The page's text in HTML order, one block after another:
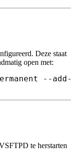
Deze staat
open met:
te herstarten